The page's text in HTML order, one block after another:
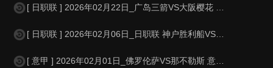
[ 日职联 ] 2026年02月22日_广岛三箭VS大阪樱花 日职联录像_全
[ 日职联 ] 2026年02月06日_日职联 神户胜利船VS京都不死鸟录像
[ 意甲 ] 2026年02月01日_佛罗伦萨VS那不勒斯 意甲录像_全场